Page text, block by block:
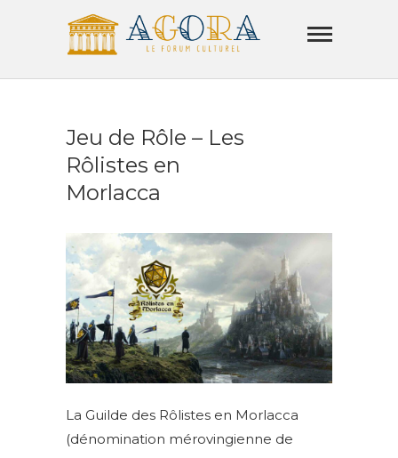
Agora
LE FORUM CULTUREL
Jeu de Rôle – Les
Rôlistes en
Morlacca
La Guilde des Rôlistes en Morlacca
(dénomination mérovingienne de